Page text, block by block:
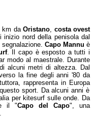
km da Oristano, costa ovest
nord della penisola dal
Capo Mannu è
. Il capo è esposto a tutti i
modo al maestrale. Durante
alcuni metri di altezza. Dal
la fine degli anni '80 da
rappresenta in Europa
sport. Da alcuni anni è
per kitesurf sulle onde. Da
il "Capo del Capo", una
.